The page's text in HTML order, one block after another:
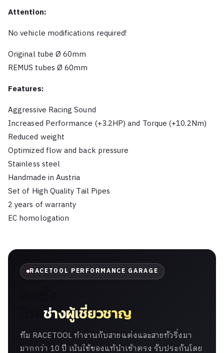
Attention:
No vehicle modifications required!
Original tube Ø 60mm
REMUS tubes Ø 60mm
Features:
Aggressive Racing Sound
Increased Performance (+3.2HP) and Torque (+10.2Nm)
Reduced weight
Optimized flow and back pressure
Stainless steel
Handmade in Austria
Set of High Quality Tail Pipes
2 years of warranty
EC homologation
RACETOOL PERFORMANCE GARAGE
ช่างผู้เชี่ยวชาญ
ทีม RACETOOL ทำงานกับสายแต่งและสายทัวริ่งมา
มากกว่า 10 ปี เน้นใช้ของแท้นำเข้าตรง รับประกันโดย